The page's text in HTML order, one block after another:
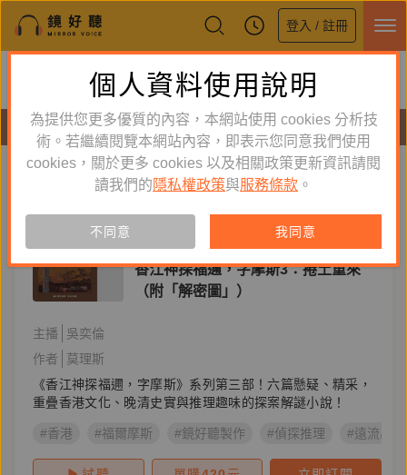
登入 / 註冊
鏡好聽全新APP上線
體驗全面升級，即刻下載
有聲書
偵探推理 新到舊 舊到新
有聲書
香江神探福邇，字摩斯3：捲土重來
（附「解密圖」）
主播
吳奕倫
作者
莫理斯
《香江神探福邇，字摩斯》系列第三部！六篇懸疑、精采，
重疊香港文化、晚清史實與推理趣味的探案解謎小說！
#香港 #福爾摩斯 #鏡好聽製作 #偵探推理 #遠流出版
個人資料使用說明
為提供您更多優質的內容，本網站使用 cookies 分析技
術。若繼續閱覽本網站內容，即表示您同意我們使用
cookies，關於更多 cookies 以及相關政策更新資訊請閱
讀我們的 隱私權政策與服務條款 。
不同意 我同意